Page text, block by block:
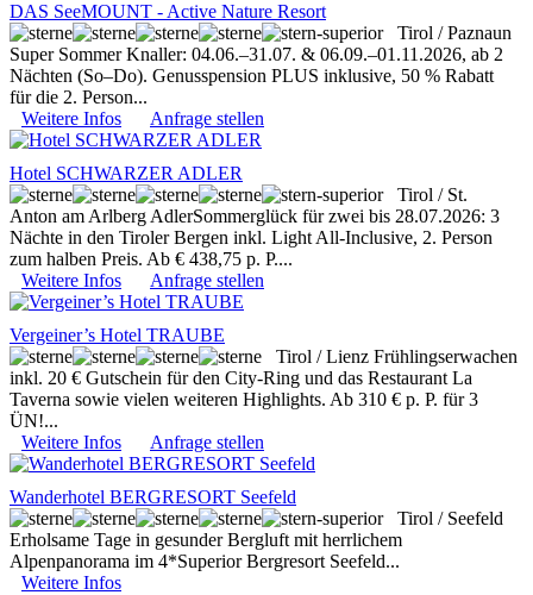
DAS SeeMOUNT - Active Nature Resort
Tirol / Paznaun
Super Sommer Knaller: 04.06.–31.07. & 06.09.–01.11.2026, ab 2
Nächten (So–Do). Genusspension PLUS inklusive, 50 % Rabatt
für die 2. Person...
Weitere Infos
Anfrage stellen
Hotel SCHWARZER ADLER
Tirol / St.
Anton am ArlbergAdlerSommerglück für zwei bis 28.07.2026: 3
Nächte in den Tiroler Bergen inkl. Light All-Inclusive, 2. Person
zum halben Preis. Ab € 438,75 p. P....
Weitere Infos
Anfrage stellen
Vergeiner’s Hotel TRAUBE
Tirol / Lienz Frühlingserwachen
inkl. 20 € Gutschein für den City-Ring und das Restaurant La
Taverna sowie vielen weiteren Highlights. Ab 310 € p. P. für 3
ÜN!...
Weitere Infos
Anfrage stellen
Wanderhotel BERGRESORT Seefeld
Tirol / Seefeld
Erholsame Tage in gesunder Bergluft mit herrlichem
Alpenpanorama im 4*Superior Bergresort Seefeld...
Weitere Infos